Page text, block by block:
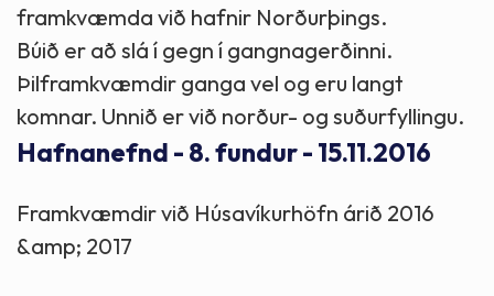
framkvæmda við hafnir Norðurþings.
Búið er að slá í gegn í gangnagerðinni.
Þilframkvæmdir ganga vel og eru langt
komnar. Unnið er við norður- og suðurfyllingu.
Hafnanefnd - 8. fundur - 15.11.2016
Framkvæmdir við Húsavíkurhöfn árið 2016
&amp; 2017